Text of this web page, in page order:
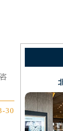
30